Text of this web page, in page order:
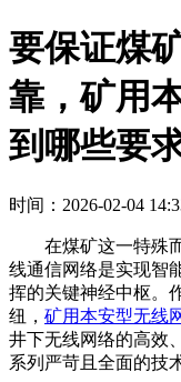
要保证煤
靠，矿用
到哪些要
时间：2026-02-04
在煤矿这一特殊
线通信网络是实现智
挥的关键神经中枢。
纽， 矿用本安型无线
井下无线网络的高效
系列严苛且全面的技